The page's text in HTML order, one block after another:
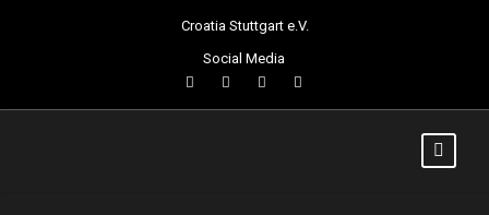
Croatia Stuttgart e.V.
Social Media